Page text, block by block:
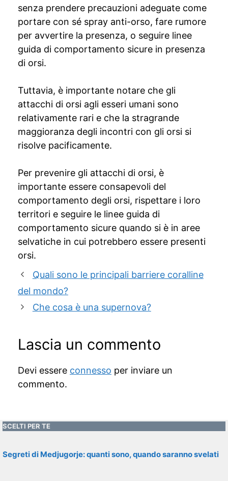
senza prendere precauzioni adeguate come
portare con sé spray anti-orso, fare rumore
per avvertire la presenza, o seguire linee
guida di comportamento sicure in presenza
di orsi.
Tuttavia, è importante notare che gli
attacchi di orsi agli esseri umani sono
relativamente rari e che la stragrande
maggioranza degli incontri con gli orsi si
risolve pacificamente.
Per prevenire gli attacchi di orsi, è
importante essere consapevoli del
comportamento degli orsi, rispettare i loro
territori e seguire le linee guida di
comportamento sicure quando si è in aree
selvatiche in cui potrebbero essere presenti
orsi.
Quali sono le principali barriere coralline
del mondo?
Che cosa è una supernova?
Lascia un commento
Devi essere connesso per inviare un
commento.
SCELTI PER TE
Segreti di Medjugorje: quanti sono, quando saranno svelati